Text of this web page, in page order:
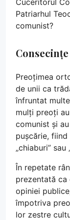
Patriarhul
comunist?
Preoțimea
de unii ca
înfruntat
mulți preoți
comunist și
pușcărie, fiind
„chiaburi” sau
În repetate
prezentată
opiniei
împotriva
lor zestre